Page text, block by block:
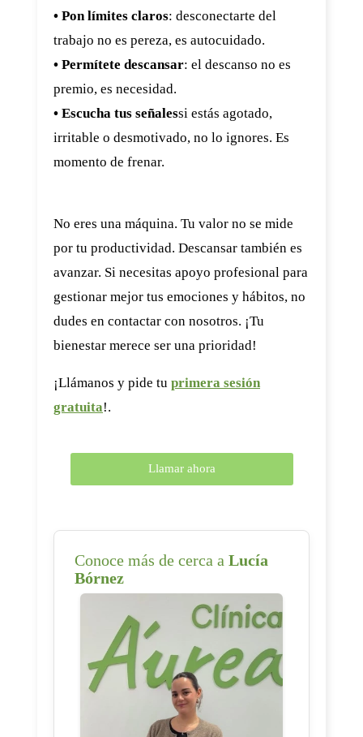
• Pon límites claros: desconectarte del
trabajo no es pereza, es autocuidado.
• Permítete descansar: el descanso no es
premio, es necesidad.
• Escucha tus señalessi estás agotado,
irritable o desmotivado, no lo ignores. Es
momento de frenar.
No eres una máquina. Tu valor no se mide
por tu productividad. Descansar también es
avanzar. Si necesitas apoyo profesional para
gestionar mejor tus emociones y hábitos, no
dudes en contactar con nosotros. ¡Tu
bienestar merece ser una prioridad!
¡Llámanos y pide tu primera sesión
gratuita!.
Llamar ahora
Conoce más de cerca a Lucía
Bórnez